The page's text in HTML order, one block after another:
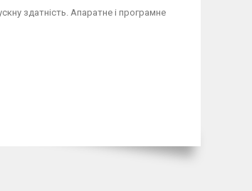
здатність. Апаратне і програмне